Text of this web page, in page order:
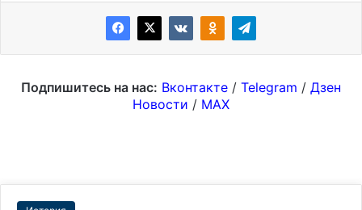
Подпишитесь на нас: Вконтакте / Telegram / Дзен
Новости / MAX